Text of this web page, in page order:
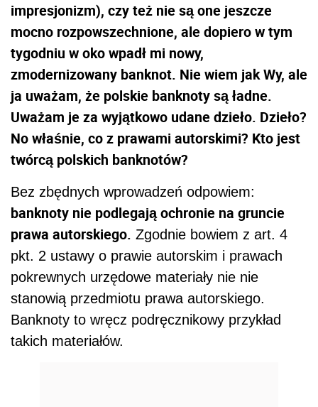
impresjonizm), czy też nie są one jeszcze
mocno rozpowszechnione, ale dopiero w tym
tygodniu w oko wpadł mi nowy,
zmodernizowany banknot. Nie wiem jak Wy, ale
ja uważam, że polskie banknoty są ładne.
Uważam je za wyjątkowo udane dzieło. Dzieło?
No właśnie, co z prawami autorskimi? Kto jest
twórcą polskich banknotów?
Bez zbędnych wprowadzeń odpowiem:
banknoty nie podlegają ochronie na gruncie
prawa autorskiego. Zgodnie bowiem z art. 4
pkt. 2 ustawy o prawie autorskim i prawach
pokrewnych urzędowe materiały nie nie
stanowią przedmiotu prawa autorskiego.
Banknoty to wręcz podręcznikowy przykład
takich materiałów.